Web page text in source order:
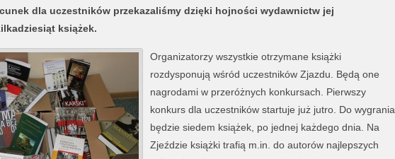
dla uczestników przekazaliśmy dzięki hojności wydawnictw jej
książek.
Organizatorzy wszystkie otrzymane książki
rozdysponują wśród uczestników Zjazdu. Będą one
nagrodami w przeróżnych konkursach. Pierwszy
konkurs dla uczestników startuje już jutro. Do wygrania
będzie siedem książek, po jednej każdego dnia. Na
Zjeździe książki trafią m.in. do autorów najlepszych